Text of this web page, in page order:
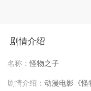
剧情介绍
名称：怪物之子
剧情介绍： 动漫电影《怪